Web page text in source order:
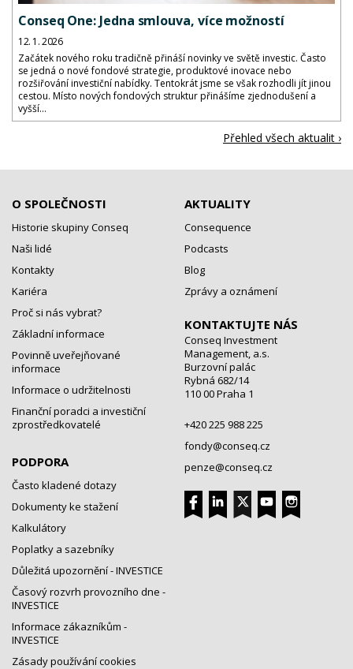
Conseq One: Jedna smlouva, více možností
12. 1. 2026
Začátek nového roku tradičně přináší novinky ve světě investic. Často
se jedná o nové fondové strategie, produktové inovace nebo
rozšiřování investiční nabídky. Tentokrát jsme se však rozhodli jít jinou
cestou. Místo nových fondových struktur přinášíme zjednodušení a
vyšší...
Přehled všech aktualit ›
O SPOLEČNOSTI
Historie skupiny Conseq
Naši lidé
Kontakty
Kariéra
Proč si nás vybrat?
Základní informace
Povinně uveřejňované
informace
Informace o udržitelnosti
Finanční poradci a investiční
zprostředkovatelé
PODPORA
Často kladené dotazy
Dokumenty ke stažení
Kalkulátory
Poplatky a sazebníky
Důležitá upozornění - INVESTICE
Časový rozvrh provozního dne -
INVESTICE
Informace zákazníkům -
INVESTICE
Zásady používání cookies
AKTUALITY
Consequence
Podcasts
Blog
Zprávy a oznámení
KONTAKTUJTE NÁS
Conseq Investment
Management, a.s.
Burzovní palác
Rybná 682/14
110 00 Praha 1
+420 225 988 225
fondy@conseq.cz
penze@conseq.cz